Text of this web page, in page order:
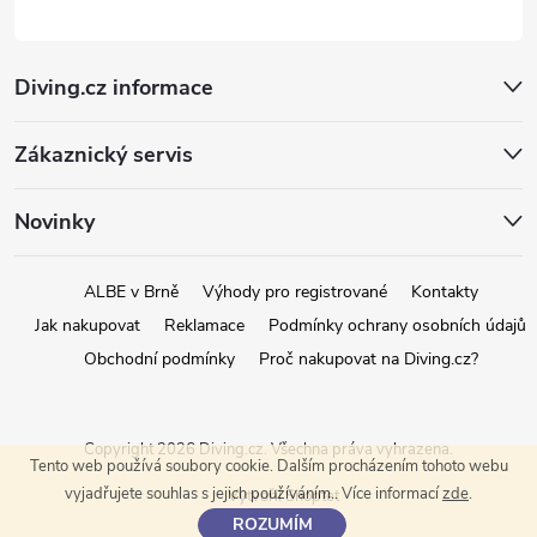
Tento web používá soubory cookie. Dalším procházením tohoto webu
vyjadřujete souhlas s jejich používáním.. Více informacízde.
ROZUMÍM
Diving.cz informace
Zákaznický servis
Novinky
ALBE v Brně Výhody pro registrované
Kontakty
Jak nakupovat
Reklamace
Podmínky ochrany osobních údajů
Obchodní podmínky
Proč nakupovat na Diving.cz?
Vytvořil Shoptet
Copyright 2026 Diving.cz. Všechna práva vyhrazena.